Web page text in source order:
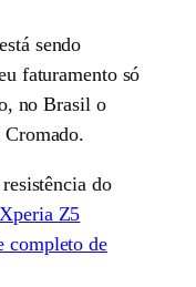
sendo
faturamento só
no Brasil o
Cromado.
do
Z5
completo de